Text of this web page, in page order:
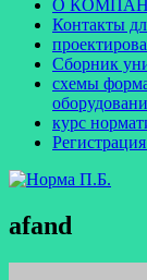
О
Контакты
Сборник
схемы
курс
afand